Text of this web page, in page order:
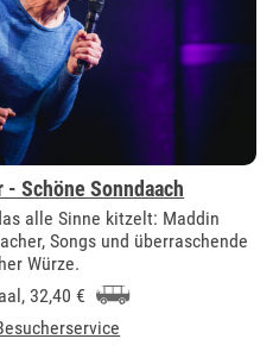
Schöne Sonndaach
alle Sinne kitzelt: Maddin
Songs und überraschende
Würze.
, 32,40 €